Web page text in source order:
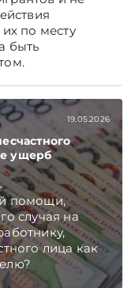
по месту
быть
19.05.2026
ущерб
помощи,
случая на
лица как
и Viber,